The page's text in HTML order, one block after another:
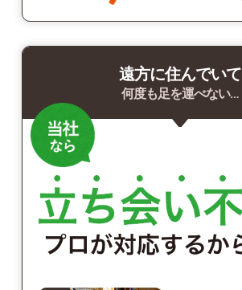
遠方に住んでいて
何度も足を運べない…